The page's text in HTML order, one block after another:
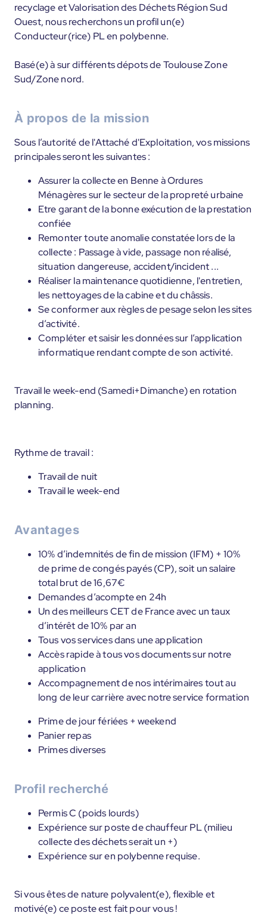
recyclage et Valorisation des Déchets Région Sud
Ouest, nous recherchons un profil un(e)
Conducteur(rice) PL en polybenne.
Basé(e) à sur différents dépots de Toulouse Zone
Sud/Zone nord.
À propos de la mission
Sous l’autorité de l'Attaché d'Exploitation, vos missions
principales seront les suivantes :
Assurer la collecte en Benne à Ordures
Ménagères sur le secteur de la propreté urbaine
Etre garant de la bonne exécution de la prestation
confiée
Remonter toute anomalie constatée lors de la
collecte : Passage à vide, passage non réalisé,
situation dangereuse, accident/incident ...
Réaliser la maintenance quotidienne, l'entretien,
les nettoyages de la cabine et du châssis.
Se conformer aux règles de pesage selon les sites
d’activité.
Compléter et saisir les données sur l’application
informatique rendant compte de son activité.
Travail le week-end (Samedi+Dimanche) en rotation
planning.
Rythme de travail :
Travail de nuit
Travail le week-end
Avantages
10% d’indemnités de fin de mission (IFM) + 10%
de prime de congés payés (CP), soit un salaire
total brut de 16,67€
Demandes d’acompte en 24h
Un des meilleurs CET de France avec un taux
d’intérêt de 10% par an
Tous vos services dans une application
Accès rapide à tous vos documents sur notre
application
Accompagnement de nos intérimaires tout au
long de leur carrière avec notre service formation
Prime de jour fériées + weekend
Panier repas
Primes diverses
Profil recherché
Permis C (poids lourds)
Expérience sur poste de chauffeur PL (milieu
collecte des déchets serait un +)
Expérience sur en polybenne requise.
Si vous êtes de nature polyvalent(e), flexible et
motivé(e) ce poste est fait pour vous !